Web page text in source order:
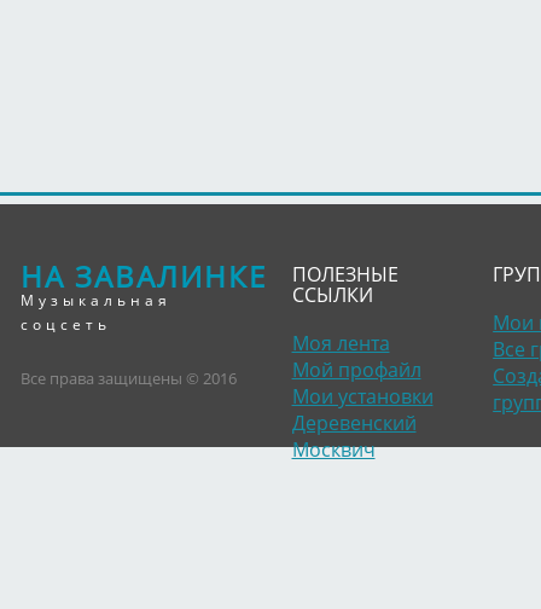
НА ЗАВАЛИНКЕ
Музыкальная
соцсеть
Все права защищены © 2016
ПОЛЕЗНЫЕ
ССЫЛКИ
Моя лента
Мой профайл
Мои установки
Деревенский
Москвич
Мои
Все